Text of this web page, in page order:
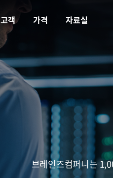
고객 가격 자료실
브레인즈컴퍼니는